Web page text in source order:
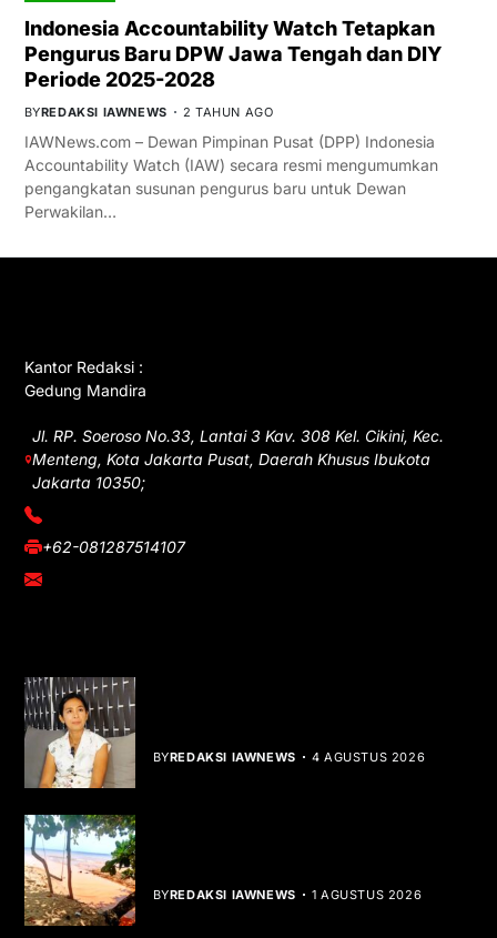
Indonesia Accountability Watch Tetapkan
Pengurus Baru DPW Jawa Tengah dan DIY
Periode 2025-2028
BYREDAKSI IAWNEWS 2 TAHUN AGO
IAWNews.com – Dewan Pimpinan Pusat (DPP) Indonesia
Accountability Watch (IAW) secara resmi mengumumkan
pengangkatan susunan pengurus baru untuk Dewan
Perwakilan…
Kantor Redaksi :
Gedung Mandira
Jl. RP. Soeroso No.33, Lantai 3 Kav. 308 Kel. Cikini, Kec.
Menteng, Kota Jakarta Pusat, Daerah Khusus Ibukota
Jakarta 10350;
(021) 3908026
+62-081287514107
adm@iawnews.com
BYREDAKSI IAWNEWS 4 AGUSTUS 2026
BYREDAKSI IAWNEWS 1 AGUSTUS 2026